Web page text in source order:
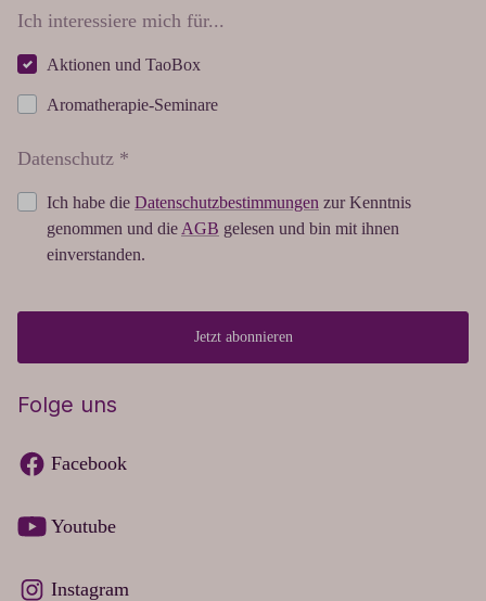
Ich interessiere mich für...
Aktionen und TaoBox
Aromatherapie-Seminare
Datenschutz *
Ich habe die Datenschutzbestimmungen zur Kenntnis
genommen und die AGB gelesen und bin mit ihnen
einverstanden.
Jetzt abonnieren
Folge uns
Facebook
Youtube
Instagram